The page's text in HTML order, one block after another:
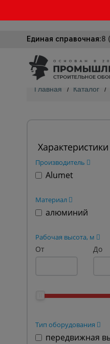
Единая справочная:8
Главная / Каталог /
Характеристики
Производитель
Alumet
Материал
алюминий
Рабочая высота, м
От До
Тип оборудования
передвижная